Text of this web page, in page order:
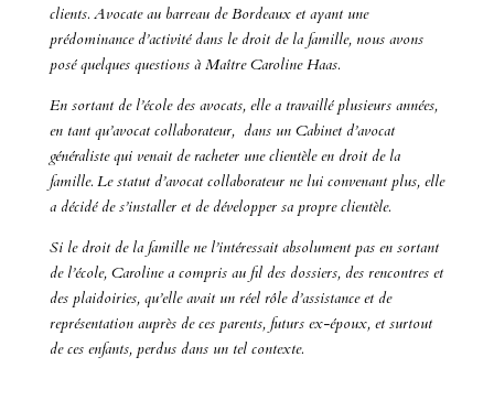
clients. Avocate au barreau de Bordeaux et ayant une
prédominance d’activité dans le droit de la famille, nous avons
posé quelques questions à Maître Caroline Haas.
En sortant de l’école des avocats, elle a travaillé plusieurs années,
en tant qu’avocat collaborateur, dans un Cabinet d’avocat
généraliste qui venait de racheter une clientèle en droit de la
famille. Le statut d’avocat collaborateur ne lui convenant plus, elle
a décidé de s’installer et de développer sa propre clientèle.
Si le droit de la famille ne l’intéressait absolument pas en sortant
de l’école, Caroline a compris au fil des dossiers, des rencontres et
des plaidoiries, qu’elle avait un réel rôle d’assistance et de
représentation auprès de ces parents, futurs ex-époux, et surtout
de ces enfants, perdus dans un tel contexte.